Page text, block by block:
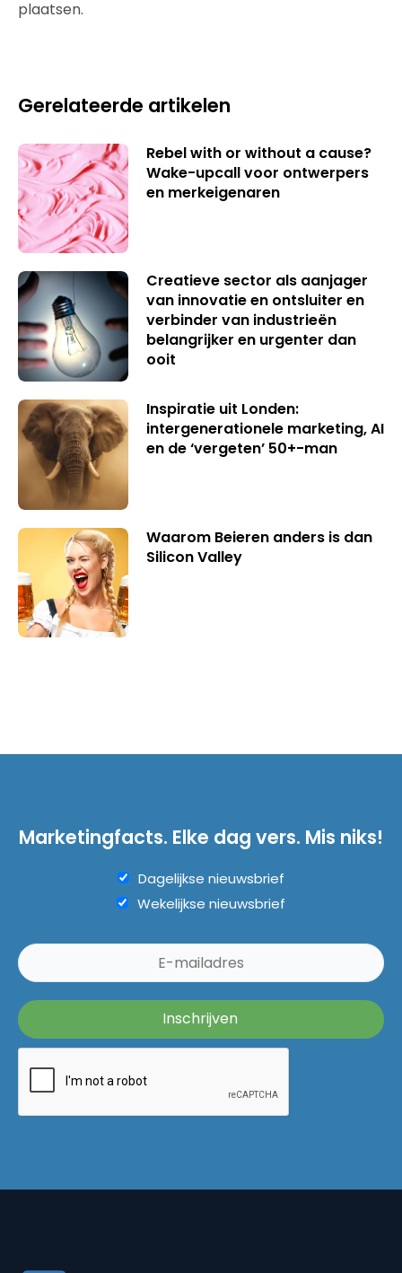
plaatsen.
Gerelateerde artikelen
Rebel with or without a cause?
Wake-upcall voor ontwerpers
en merkeigenaren
Creatieve sector als aanjager
van innovatie en ontsluiter en
verbinder van industrieën
belangrijker en urgenter dan
ooit
Inspiratie uit Londen:
intergenerationele marketing, AI
en de ‘vergeten’ 50+-man
Waarom Beieren anders is dan
Silicon Valley
Marketingfacts. Elke dag vers. Mis niks!
Dagelijkse nieuwsbrief
Wekelijkse nieuwsbrief